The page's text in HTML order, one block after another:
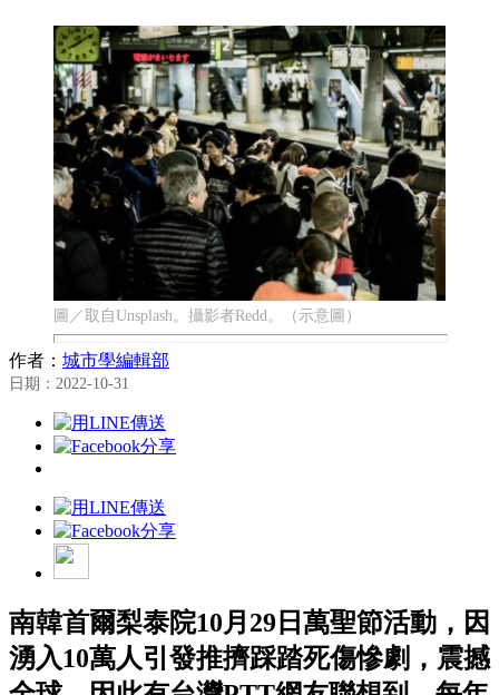
圖／取自Unsplash。攝影者Redd。（示意圖）
作者： 城市學編輯部
日期：2022-10-31
南韓首爾梨泰院10月29日萬聖節活動，因
湧入10萬人引發推擠踩踏死傷慘劇，震撼